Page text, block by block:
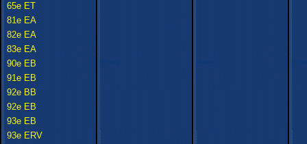
65e ET
81e EA
82e EA
83e EA
90e EB
91e EB
92e BB
92e EB
93e EB
93e ERV